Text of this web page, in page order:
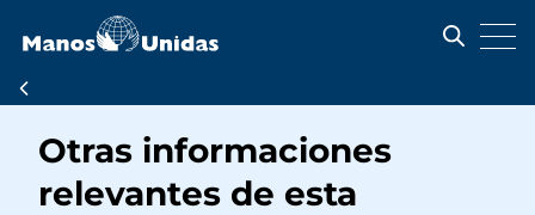
contenido
principal
Ruta
de
navegación
Otras informaciones
relevantes de esta